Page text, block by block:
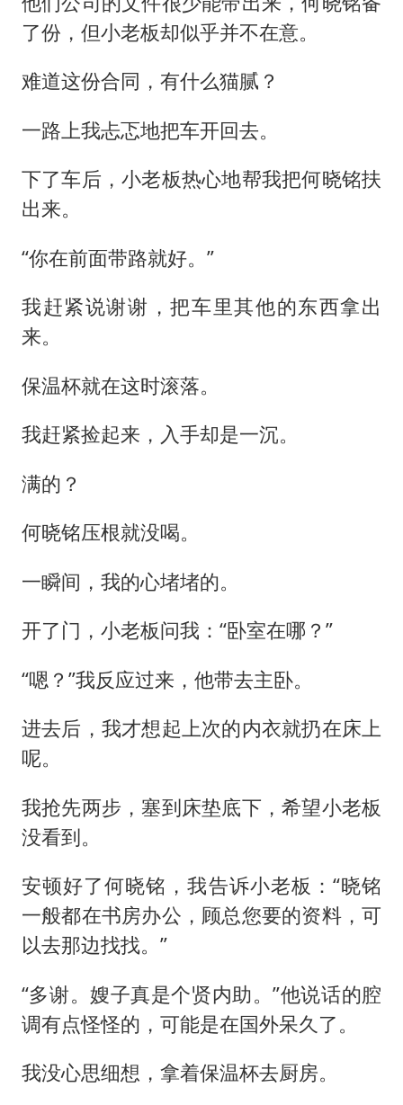
了份，但小老板却似乎并不在意。
难道这份合同，有什么猫腻？
一路上我忐忑地把车开回去。
下了车后，小老板热心地帮我把何晓铭扶
出来。
“你在前面带路就好。”
我赶紧说谢谢，把车里其他的东西拿出
来。
保温杯就在这时滚落。
我赶紧捡起来，入手却是一沉。
满的？
何晓铭压根就没喝。
一瞬间，我的心堵堵的。
开了门，小老板问我：“卧室在哪？”
“嗯？”我反应过来，他带去主卧。
进去后，我才想起上次的内衣就扔在床上
呢。
我抢先两步，塞到床垫底下，希望小老板
没看到。
安顿好了何晓铭，我告诉小老板：“晓铭
一般都在书房办公，顾总您要的资料，可
以去那边找找。”
“多谢。嫂子真是个贤内助。”他说话的腔
调有点怪怪的，可能是在国外呆久了。
我没心思细想，拿着保温杯去厨房。